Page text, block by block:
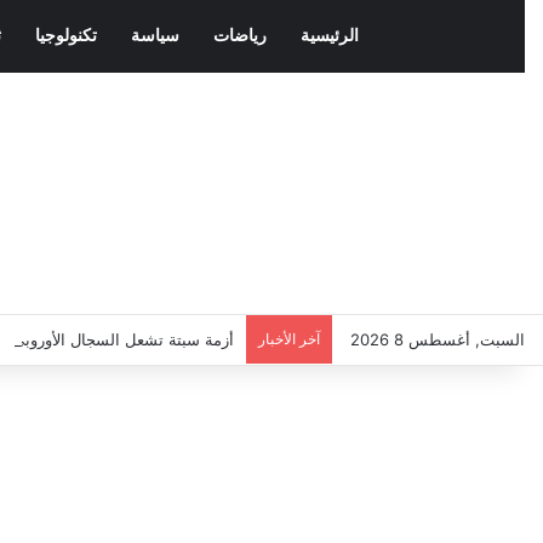
الرئيسية رياضات سياسة تكنولوجيا
السبت, أغسطس 8 2026 آخر الأخبار